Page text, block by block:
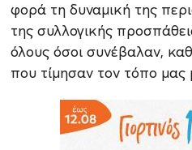
φορά τη δυναμική της
της συλλογικής
όλους όσοι συνέβαλαν,
που τίμησαν τον τόπο μας